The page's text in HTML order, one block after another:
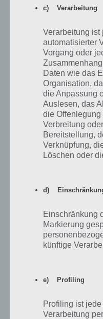
KOMMENTARE
neuste
noah mueller
Alimert
Antwort
28.05.2017
0
c) Verarbeitung
Verarbeitung ist
automatisierter
Vorgang oder
Daten wie das
Organisation,
die Anpassung
Auslesen, das
die Offenlegung
Verbreitung
Bereitstellung,
Verknüpfung,
Löschen oder
d)
Einschränkung
Markierung
künftige
e) Profiling
Profiling ist
Verarbeitung